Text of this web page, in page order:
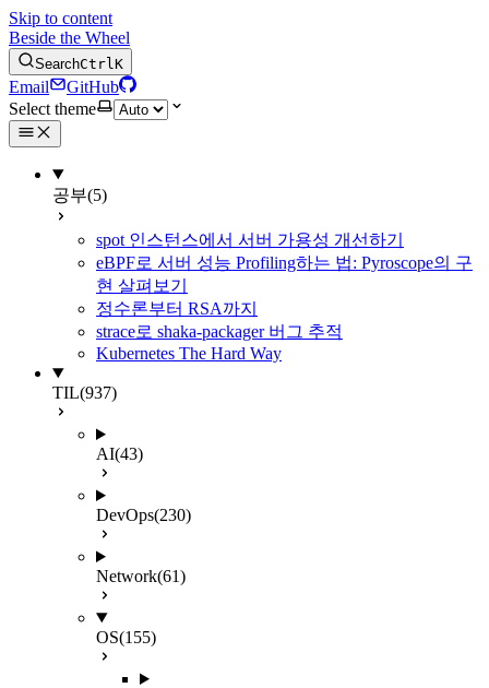
Skip to content
Beside the Wheel
SearchCtrlK
Email
GitHub
Select theme
공부(5)
spot 인스턴스에서 서버 가용성 개선하기
eBPF로 서버 성능 Profiling하는 법: Pyroscope의 구
현 살펴보기
정수론부터 RSA까지
strace로 shaka-packager 버그 추적
Kubernetes The Hard Way
TIL(937)
AI(43)
DevOps(230)
Network(61)
OS(155)